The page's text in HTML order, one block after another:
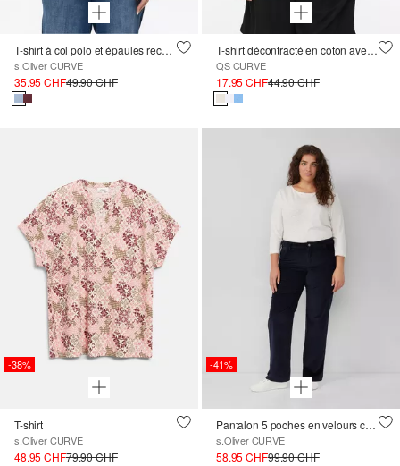
T-shirt à col polo et épaules recoupées
s.Oliver CURVE
35.95 CHF49.90 CHF
T-shirt décontracté en coton avec imprimé
QS CURVE
17.95 CHF44.90 CHF
-38%
T-shirt
s.Oliver CURVE
48.95 CHF79.90 CHF
-41%
Pantalon 5 poches en velours côtelé extensible
s.Oliver CURVE
58.95 CHF99.90 CHF